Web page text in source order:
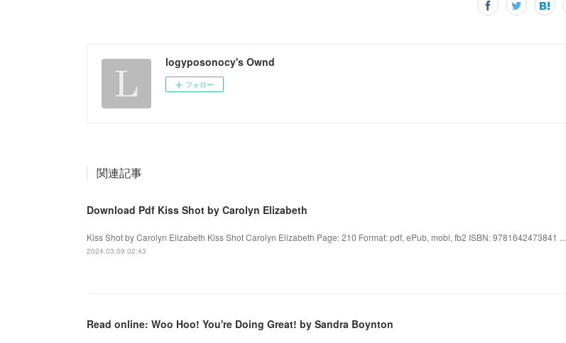
logyposonocy's Ownd
フォロー
関連記事
Download Pdf Kiss Shot by Carolyn Elizabeth
Kiss Shot by Carolyn Elizabeth Kiss Shot Carolyn Elizabeth Page: 210 Format: pdf, ePub, mobi, fb2 ISBN: 9781642473841 ...
2024.03.09 02:43
Read online: Woo Hoo! You're Doing Great! by Sandra Boynton